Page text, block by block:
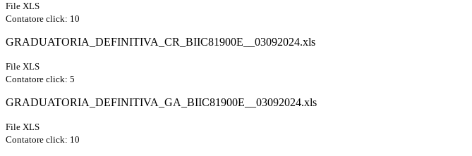
File XLS
Contatore click: 10
GRADUATORIA_DEFINITIVA_CR_BIIC81900E__03092024.xls
File XLS
Contatore click: 5
GRADUATORIA_DEFINITIVA_GA_BIIC81900E__03092024.xls
File XLS
Contatore click: 10